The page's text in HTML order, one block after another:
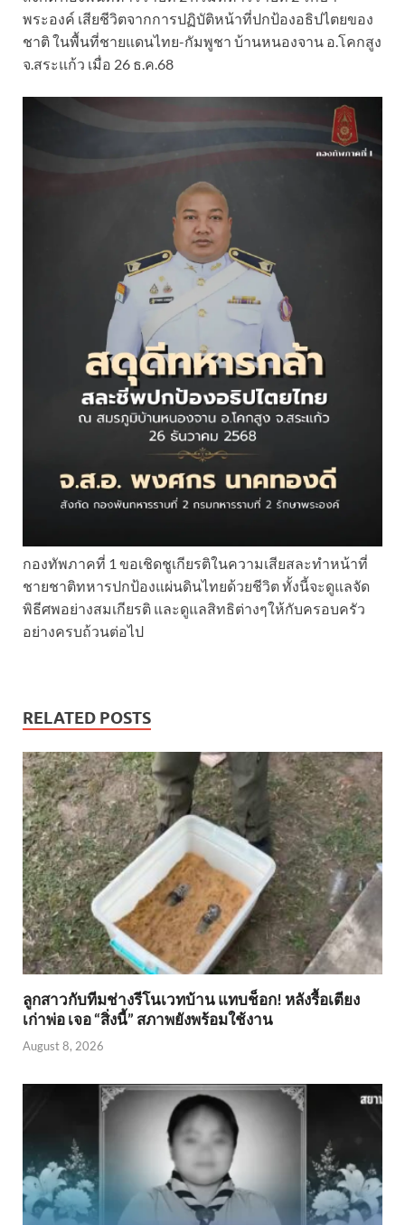
พระองค์ เสียชีวิตจากการปฏิบัติหน้าที่ปกป้องอธิปไตยของ
ชาติ ในพื้นที่ชายแดนไทย-กัมพูชา บ้านหนองจาน อ.โคกสูง
จ.สระแก้ว เมื่อ 26 ธ.ค.68
กองทัพภาคที่ 1 ขอเชิดชูเกียรติในความเสียสละทำหน้าที่
ชายชาติทหารปกป้องแผ่นดินไทยด้วยชีวิต ทั้งนี้จะดูแลจัด
พิธีศพอย่างสมเกียรติ และดูแลสิทธิต่างๆให้กับครอบครัว
อย่างครบถ้วนต่อไป
RELATED POSTS
ลูกสาวกับทีมช่างรีโนเวทบ้าน แทบช็อก! หลังรื้อเตียง
เก่าพ่อ เจอ “สิ่งนี้” สภาพยังพร้อมใช้งาน
August 8, 2026